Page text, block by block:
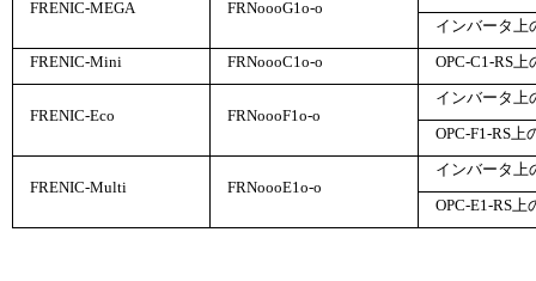
FRENIC-MEGA FRNoooG1o-o
インバータ上
FRENIC-Mini FRNoooC1o-o OPC-C1-RS
FRENIC-Eco FRNoooF1o-o
インバータ上
OPC-F1-RS上
FRENIC-Multi FRNoooE1o-o
インバータ上
OPC-E1-RS上